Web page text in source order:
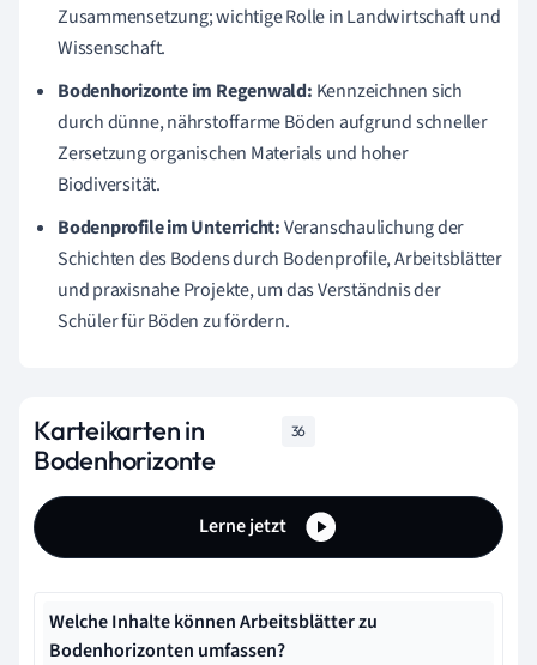
Zusammensetzung; wichtige Rolle in Landwirtschaft und
Wissenschaft.
Bodenhorizonte im Regenwald: Kennzeichnen sich
durch dünne, nährstoffarme Böden aufgrund schneller
Zersetzung organischen Materials und hoher
Biodiversität.
Bodenprofile im Unterricht:Veranschaulichung der
Schichten des Bodens durch Bodenprofile, Arbeitsblätter
und praxisnahe Projekte, um das Verständnis der
Schüler für Böden zu fördern.
Karteikarten in
Bodenhorizonte
36
Lerne jetzt
Welche Inhalte können Arbeitsblätter zu
Bodenhorizonten umfassen?